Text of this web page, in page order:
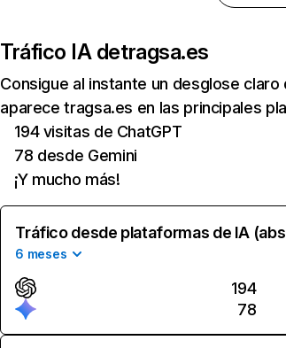
Tráfico IA detragsa.es
Consigue al instante un desglose
aparece tragsa.es en las principales
194 visitas de ChatGPT
78 desde Gemini
¡Y mucho más!
Tráfico desde plataformas de IA
6 meses
194
78